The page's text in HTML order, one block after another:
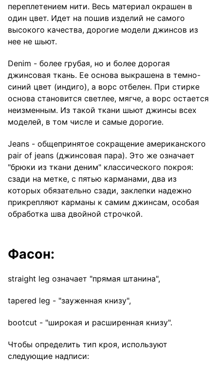
переплетением нити. Весь материал окрашен в
один цвет. Идет на пошив изделий не самого
высокого качества, дорогие модели джинсов из
нее не шьют.
Denim - более грубая, но и более дорогая
джинсовая ткань. Ее основа выкрашена в темно-
синий цвет (индиго), а ворс отбелен. При стирке
основа становится светлее, мягче, а ворс остается
неизменным. Из такой ткани шьют джинсы всех
моделей, в том числе и самые дорогие.
Jeans - общепринятое сокращение американского
pair of jeans (джинсовая пара). Это же означает
"брюки из ткани деним" классического покроя:
сзади на метке, с пятью карманами, два из
которых обязательно сзади, заклепки надежно
прикрепляют карманы к самим джинсам, особая
обработка шва двойной строчкой.
Фасон:
straight leg означает "прямая штанина",
tapered leg - "зауженная книзу",
bootcut - "широкая и расширенная книзу".
Чтобы определить тип кроя, используют
следующие надписи: